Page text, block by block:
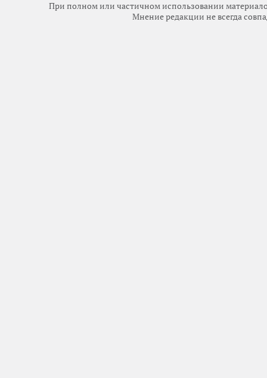
При полном или частичном использовании
Мнение редакции не всегда